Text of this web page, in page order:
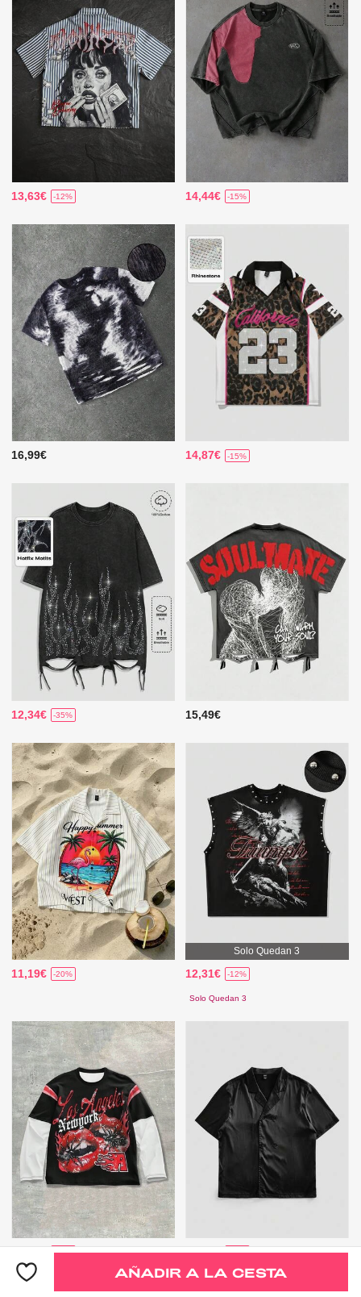
13,63€ -12% 14,44€ -15%
16,99€ 14,87€ -15%
12,34€ -35% 15,49€
11,19€ -20%
Solo Quedan 3
12,31€ -12%
Solo Quedan 3
-25% 11,19€ -30%
AÑADIR A LA CESTA